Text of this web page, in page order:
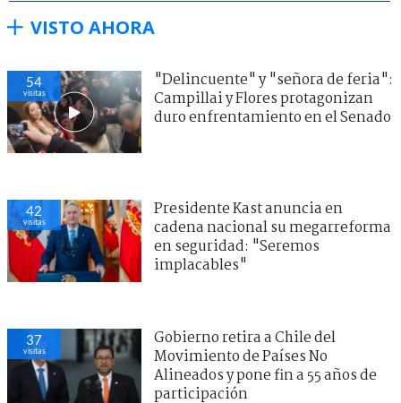
VISTO AHORA
54
visitas
"Delincuente" y "señora de feria":
Campillai y Flores protagonizan
duro enfrentamiento en el Senado
42
visitas
Presidente Kast anuncia en
cadena nacional su megarreforma
en seguridad: "Seremos
implacables"
37
visitas
Gobierno retira a Chile del
Movimiento de Países No
Alineados y pone fin a 55 años de
participación